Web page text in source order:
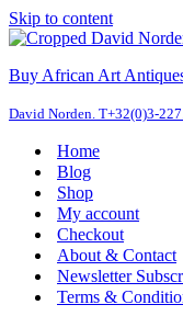
Skip to content
Buy African Art
David Norden. T+32(0)3-
Home
Blog
Shop
My account
Checkout
About & Contact
Newsletter
Terms &